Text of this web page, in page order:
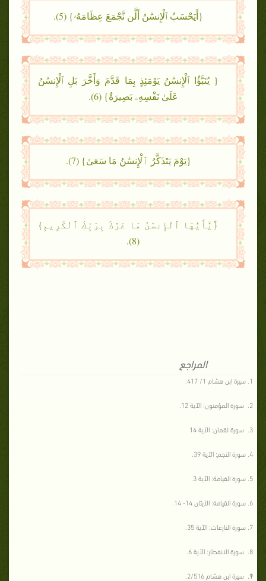
{أَيَحْسَبُ ٱلْإِنسَٰنُ أَلَّن نَّجْمَعَ عِظَامَهُۥ} (5).
{ يُنَبَّؤُا ٱلْإِنسَٰنُ يَوْمَئِذٍ بِمَا قَدَّمَ وَأَخَّرَ بَلِ ٱلْإِنسَٰنُ
عَلَىٰ نَفْسِهِۦ بَصِيرَةٌ} (6).
{يَوْمَ يَتَذَكَّرُ ٱلْإِنسَٰنُ مَا سَعَىٰ} (7).
{َٰٓيَٰٓأَيُّهَا ٱلْإِنسَٰنُ مَا غَرَّكَ بِرَبِّكَ ٱلْكَرِيمِ}
(8).
المراجع
سيرة ابن هشام 1/ 417.
سورة المؤمنون: الآية 12.
سورة لقمان: الآية 14
سورة النجم: الآية 39.
سورة القيامة: الآية 3.
سورة القيامة: الآيتان 14- 14.
سورة النازعات: الآية 35.
سورة الانفطار: الآية 6.
سيرة ابن هشام 2/516.